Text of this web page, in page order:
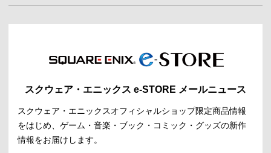
スクウェア・エニックス e-STORE メールニュース
スクウェア・エニックスオフィシャルショップ限定商品情報
をはじめ、 ゲーム・音楽・ブック・コミック・グッズの新作
情報をお届けします。